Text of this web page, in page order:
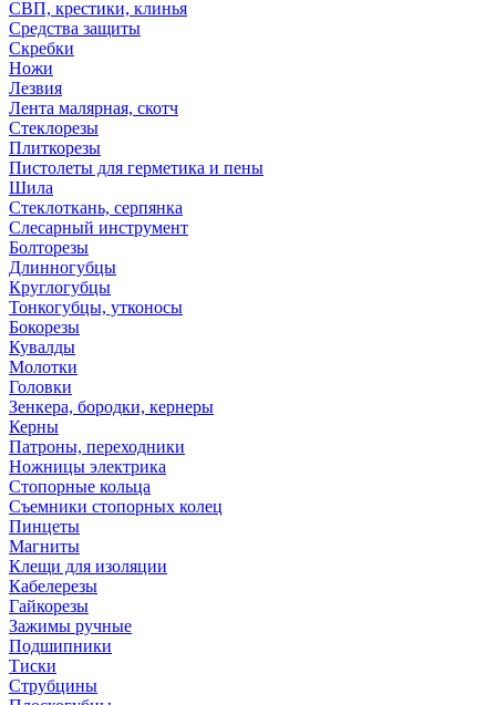
СВП, крестики, клинья
Средства защиты
Скребки
Ножи
Лезвия
Лента малярная, скотч
Стеклорезы
Плиткорезы
Пистолеты для герметика и пены
Шила
Стеклоткань, серпянка
Слесарный инструмент
Болторезы
Длинногубцы
Круглогубцы
Тонкогубцы, утконосы
Бокорезы
Кувалды
Молотки
Головки
Зенкера, бородки, кернеры
Керны
Патроны, переходники
Ножницы электрика
Стопорные кольца
Съемники стопорных колец
Пинцеты
Магниты
Клещи для изоляции
Кабелерезы
Гайкорезы
Зажимы ручные
Подшипники
Тиски
Струбцины